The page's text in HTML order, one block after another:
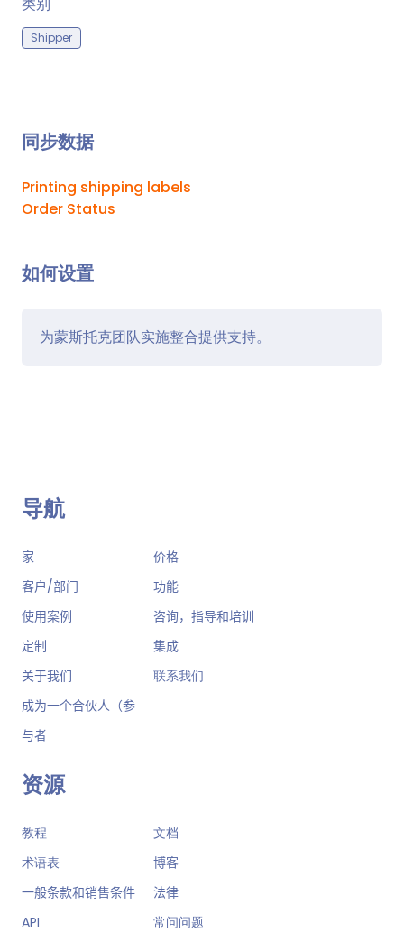
Shipper
同步数据
Printing shipping labels
Order Status
如何设置
为蒙斯托克团队实施整合提供支持。
导航
家
价格
客户/部门
功能
使用案例
咨询，指导和培训
定制
集成
关于我们
联系我们
成为一个合伙人（参
与者
资源
教程
文档
术语表
博客
一般条款和销售条件
法律
API
常问问题